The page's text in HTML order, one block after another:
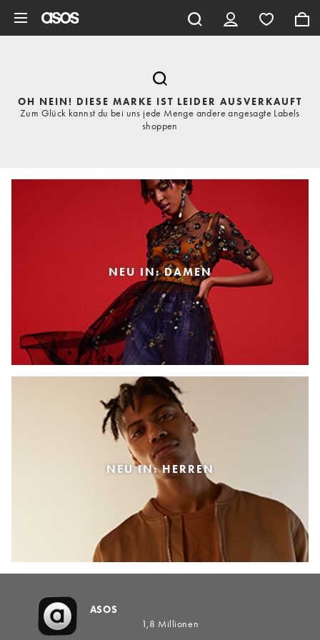
OH NEIN! DIESE MARKE IST LEIDER AUSVERKAUFT
Zum Glück kannst du bei uns jede Menge andere angesagte Labels
shoppen
NEU IN: DAMEN
NEU IN: HERREN
ASOS
1,8 Millionen